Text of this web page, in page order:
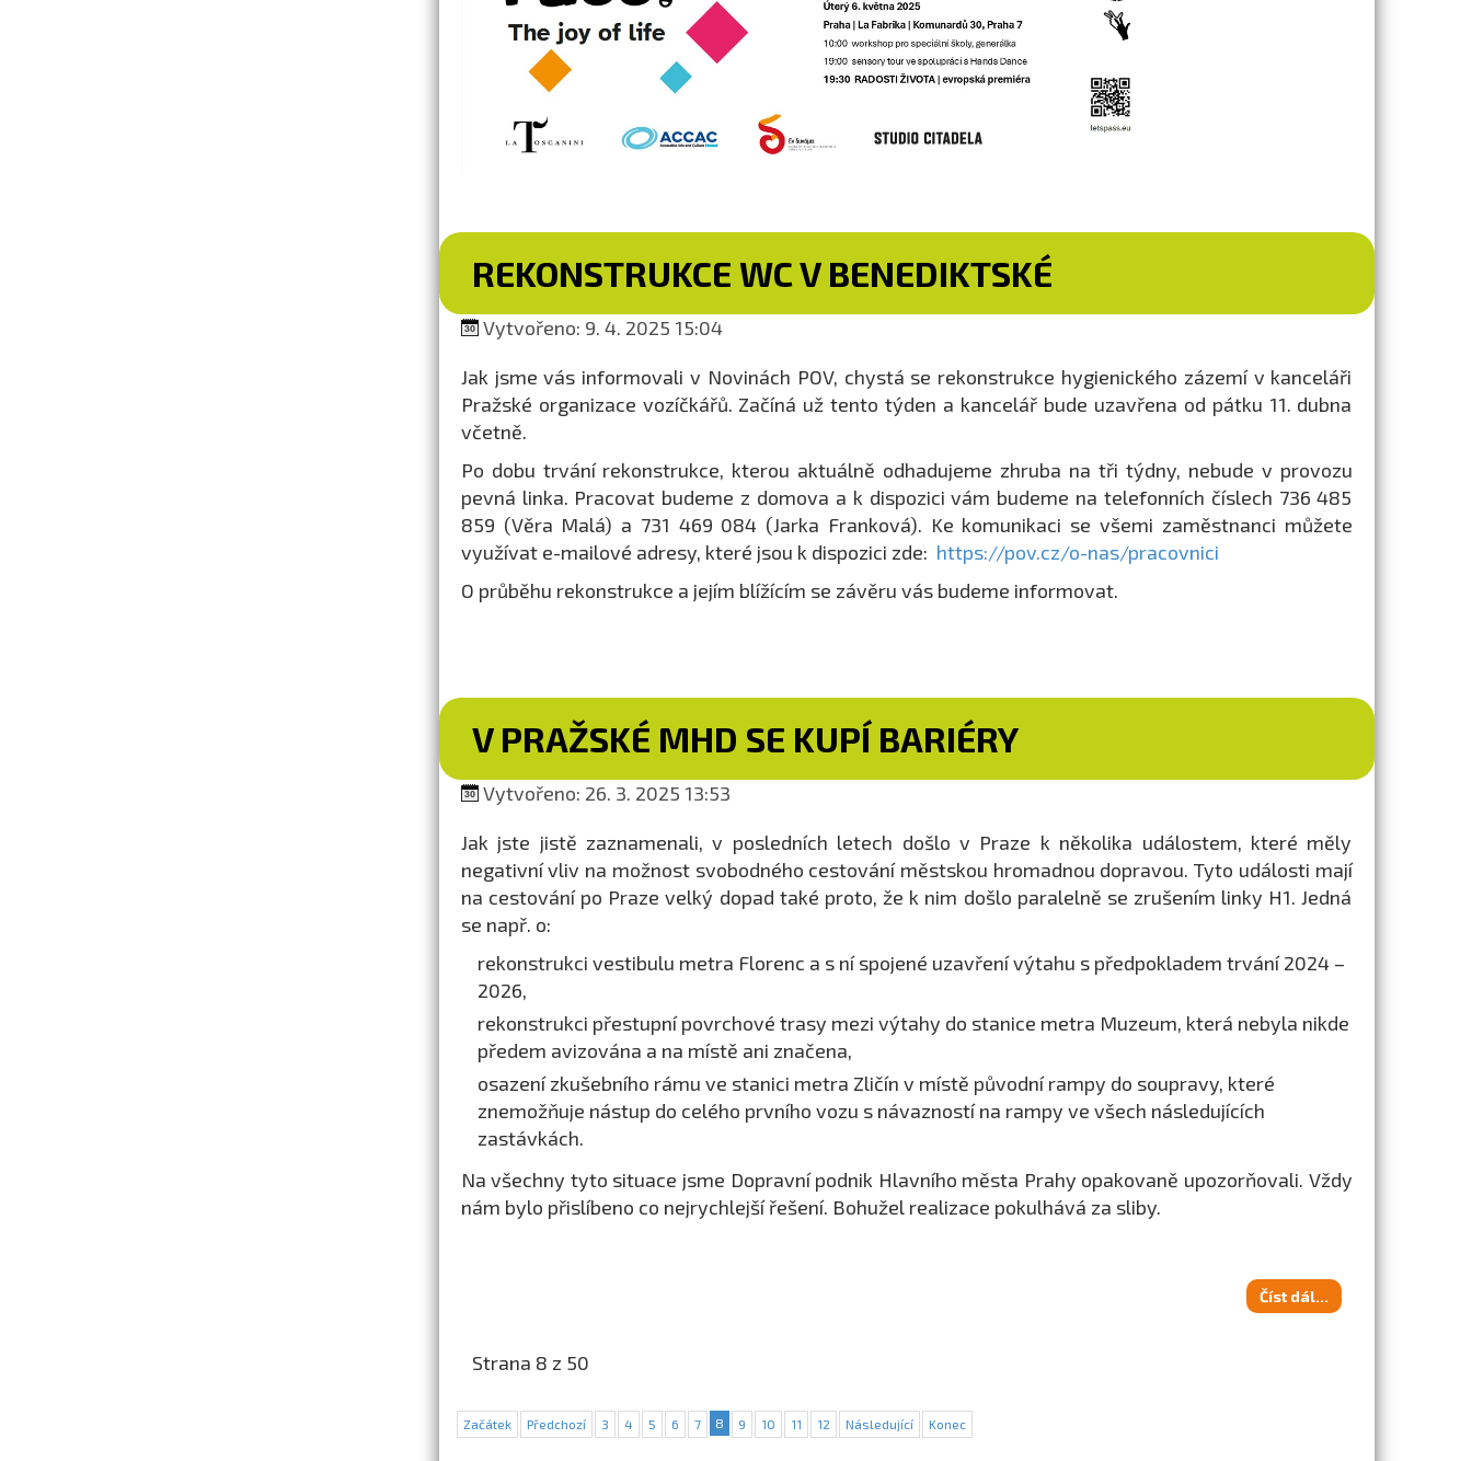
REKONSTRUKCE WC V BENEDIKTSKÉ
Vytvořeno: 9. 4. 2025 15:04
Jak jsme vás informovali v Novinách POV, chystá se rekonstrukce hygienického zázemí v kanceláři
Pražské organizace vozíčkářů. Začíná už tento týden a kancelář bude uzavřena od pátku 11. dubna
včetně.
Po dobu trvání rekonstrukce, kterou aktuálně odhadujeme zhruba na tři týdny, nebude v provozu
pevná linka. Pracovat budeme z domova a k dispozici vám budeme na telefonních číslech 736 485
859 (Věra Malá) a 731 469 084 (Jarka Franková). Ke komunikaci se všemi zaměstnanci můžete
využívat e-mailové adresy, které jsou k dispozici zde: https://pov.cz/o-nas/pracovnici
O průběhu rekonstrukce a jejím blížícím se závěru vás budeme informovat.
V PRAŽSKÉ MHD SE KUPÍ BARIÉRY
Vytvořeno: 26. 3. 2025 13:53
Jak jste jistě zaznamenali, v posledních letech došlo v Praze k několika událostem, které měly
negativní vliv na možnost svobodného cestování městskou hromadnou dopravou. Tyto události mají
na cestování po Praze velký dopad také proto, že k nim došlo paralelně se zrušením linky H1. Jedná
se např. o:
rekonstrukci vestibulu metra Florenc a s ní spojené uzavření výtahu s předpokladem trvání 2024 –
2026,
rekonstrukci přestupní povrchové trasy mezi výtahy do stanice metra Muzeum, která nebyla nikde
předem avizována a na místě ani značena,
osazení zkušebního rámu ve stanici metra Zličín v místě původní rampy do soupravy, které
znemožňuje nástup do celého prvního vozu s návazností na rampy ve všech následujících
zastávkách.
Na všechny tyto situace jsme Dopravní podnik Hlavního města Prahy opakovaně upozorňovali. Vždy
nám bylo přislíbeno co nejrychlejší řešení. Bohužel realizace pokulhává za sliby.
Číst dál...
Strana 8 z 50
Začátek Předchozí 3 4 5 6 7 8 9 10 11 12 Následující Konec